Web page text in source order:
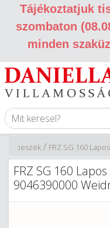
Tájékoztatjuk
szombaton
minden
FRZ SG 160
/
csipeszek
FRZ SG 160
9046390000